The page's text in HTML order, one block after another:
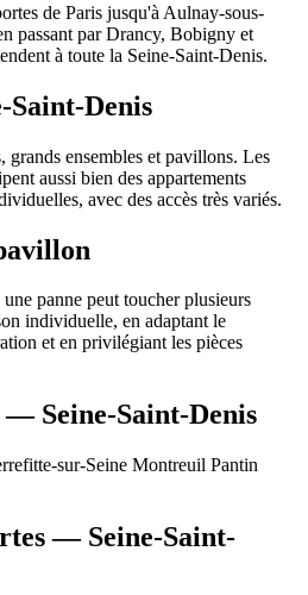
de Paris jusqu'à Aulnay-sous-
passant par Drancy, Bobigny et
à toute la Seine-Saint-Denis.
Saint-Denis
grands ensembles et pavillons. Les
aussi bien des appartements
avec des accès très variés.
panne peut toucher plusieurs
individuelle, en adaptant le
et en privilégiant les pièces
— Seine-Saint-Denis
sur-Seine Montreuil Pantin
— Seine-Saint-